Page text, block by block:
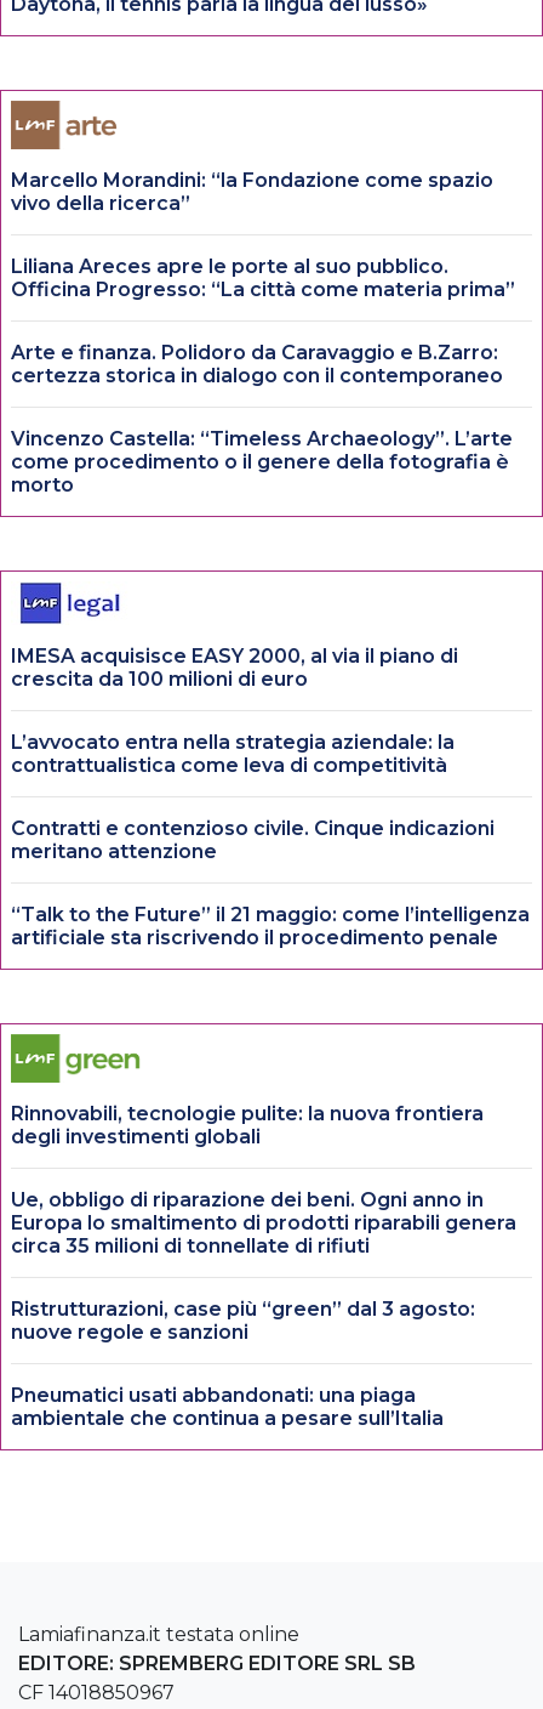
Marcello Morandini: “la Fondazione come spazio
vivo della ricerca”
Liliana Areces apre le porte al suo pubblico.
Officina Progresso: “La città come materia prima”
Arte e finanza. Polidoro da Caravaggio e B.Zarro:
certezza storica in dialogo con il contemporaneo
Vincenzo Castella: “Timeless Archaeology”. L’arte
come procedimento o il genere della fotografia è
morto
IMESA acquisisce EASY 2000, al via il piano di
crescita da 100 milioni di euro
L’avvocato entra nella strategia aziendale: la
contrattualistica come leva di competitività
Contratti e contenzioso civile. Cinque indicazioni
meritano attenzione
“Talk to the Future” il 21 maggio: come l’intelligenza
artificiale sta riscrivendo il procedimento penale
Rinnovabili, tecnologie pulite: la nuova frontiera
degli investimenti globali
Ue, obbligo di riparazione dei beni. Ogni anno in
Europa lo smaltimento di prodotti riparabili genera
circa 35 milioni di tonnellate di rifiuti
Ristrutturazioni, case più “green” dal 3 agosto:
nuove regole e sanzioni
Pneumatici usati abbandonati: una piaga
ambientale che continua a pesare sull’Italia
Lamiafinanza.it testata online
EDITORE: SPREMBERG EDITORE SRL SB
CF 14018850967